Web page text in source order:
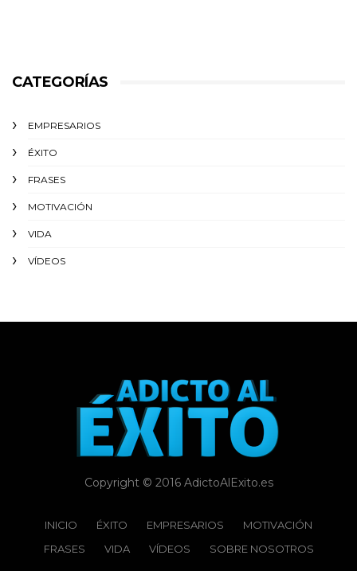
CATEGORÍAS
EMPRESARIOS
ÉXITO‬
FRASES
MOTIVACIÓN
VIDA
VÍDEOS
Copyright © 2016 AdictoAlExito.es
INICIO ÉXITO‬ EMPRESARIOS
MOTIVACIÓN
FRASES
VIDA VÍDEOS SOBRE NOSOTROS